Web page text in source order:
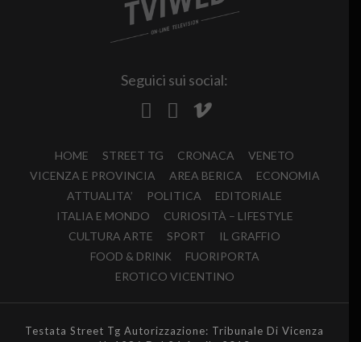
Seguici sui social:
HOME STREET TG CRONACA
VENETO
VICENZA E PROVINCIA
AREA BERICA
ECONOMIA
ATTUALITA’
POLITICA
EDITORIALE
ITALIA E MONDO
CURIOSITÀ – LIFESTYLE
CULTURA ARTE
SPORT
IL GRAFFIO
FOOD & DRINK
FUORIPORTA
EROTICO VICENTINO
Testata Street Tg Autorizzazione: Tribunale Di Vicenza